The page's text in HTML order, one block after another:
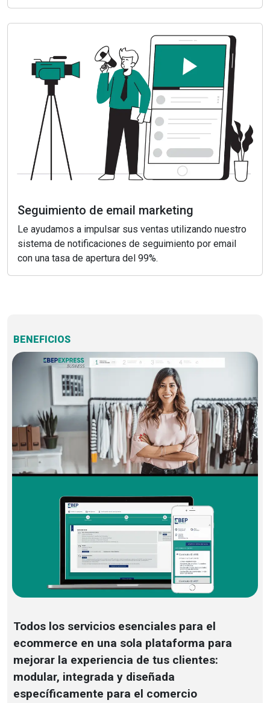
Seguimiento de email marketing
Le ayudamos a impulsar sus ventas utilizando nuestro
sistema de notificaciones de seguimiento por email
con una tasa de apertura del 99%.
BENEFICIOS
Todos los servicios esenciales para el
ecommerce en una sola plataforma para
mejorar la experiencia de tus clientes:
modular, integrada y diseñada
específicamente para el comercio